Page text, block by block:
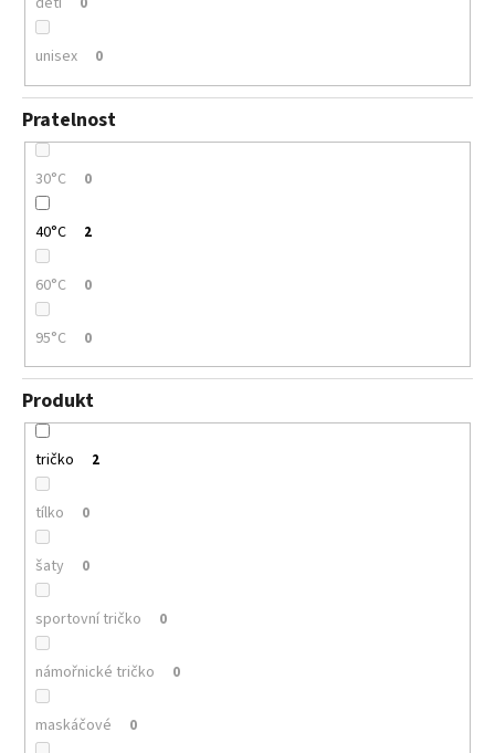
unisex 0
Pratelnost
30°C 0
40°C 2
60°C 0
95°C 0
Produkt
tričko 2
tílko 0
šaty 0
sportovní tričko 0
námořnické tričko 0
maskáčové 0